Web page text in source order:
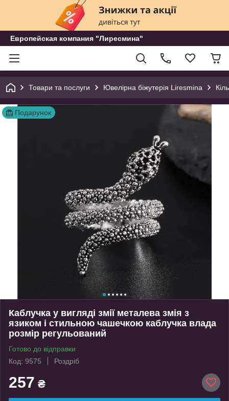
Европейская компания "Лиресмина"
Товари та послуги Ювелірна біжутерія Liresmina
Подарунок
Каблучка у вигляді змії металева змія з
язиком і стильною чашечкою каблучка влада
розмір регульований
Готово до відправки
Код: 9575
Роздріб
257 ₴